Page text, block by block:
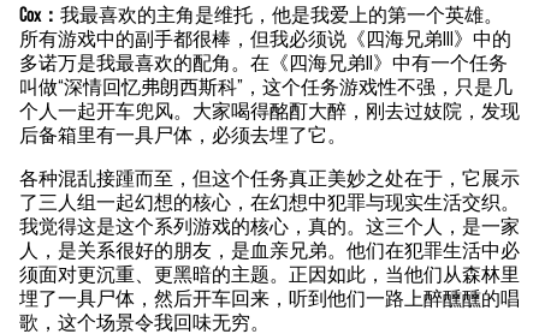
Cox： 我最喜欢的主角是维托，他是我爱上的第一个英雄。
所有游戏中的副手都很棒，但我必须说《四海兄弟III》中的
多诺万是我最喜欢的配角。在《四海兄弟II》中有一个任务
叫做“深情回忆弗朗西斯科”，这个任务游戏性不强，只是几
个人一起开车兜风。大家喝得酩酊大醉，刚去过妓院，发现
后备箱里有一具尸体，必须去埋了它。
各种混乱接踵而至，但这个任务真正美妙之处在于，它展示
了三人组一起幻想的核心，在幻想中犯罪与现实生活交织。
我觉得这是这个系列游戏的核心，真的。这三个人，是一家
人，是关系很好的朋友，是血亲兄弟。他们在犯罪生活中必
须面对更沉重、更黑暗的主题。正因如此，当他们从森林里
埋了一具尸体，然后开车回来，听到他们一路上醉醺醺的唱
歌，这个场景令我回味无穷。